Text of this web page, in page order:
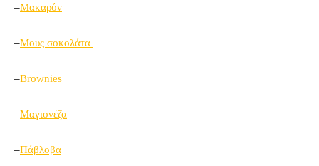
–Μακαρόν
–Μους σοκολάτα
–Brownies
–Μαγιονέζα
–Πάβλοβα